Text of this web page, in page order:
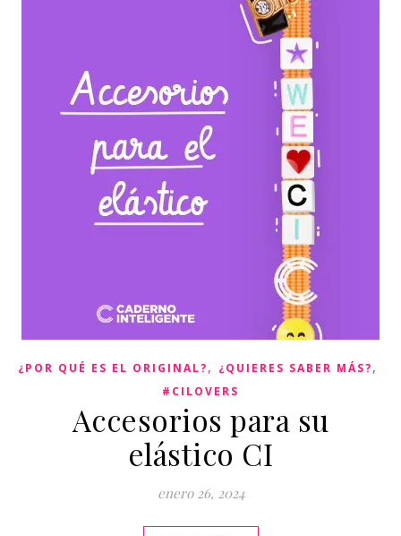
¿POR QUÉ ES EL ORIGINAL?, ¿QUIERES SABER MÁS?,
#CILOVERS
Accesorios para su
elástico CI
enero 26, 2024